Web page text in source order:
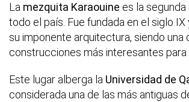
La mezquita Karaouine es la
todo el país. Fue fundada en el siglo
su imponente arquitectura, siendo una
construcciones más interesantes para
Este lugar alberga la Universidad de
considerada una de las más antiguas